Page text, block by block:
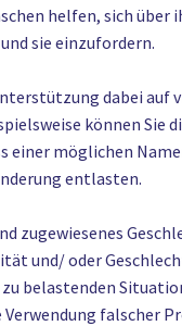
helfen, sich über
sie einzufordern.
dabei auf
können Sie
einer möglichen
entlasten.
zugewiesenes
und/ oder
belastenden
Verwendung falscher